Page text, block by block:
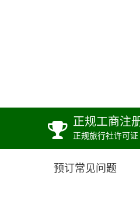
正规工商注
正规旅行社许可证
预订常见问题